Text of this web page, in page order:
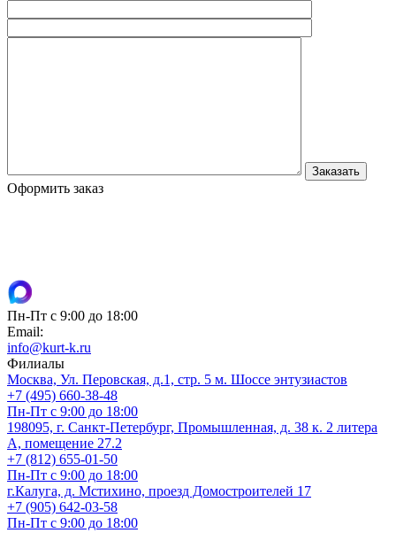
Оформить заказ
Пн-Пт с 9:00 до 18:00
Email:
info@kurt-k.ru
Филиалы
Москва, Ул. Перовская, д.1, стр. 5 м. Шоссе энтузиастов
+7 (495) 660-38-48
Пн-Пт с 9:00 до 18:00
198095, г. Санкт-Петербург, Промышленная, д. 38 к. 2 литера
А, помещение 27.2
+7 (812) 655-01-50
Пн-Пт с 9:00 до 18:00
г.Калуга, д. Мстихино, проезд Домостроителей 17
+7 (905) 642-03-58
Пн-Пт с 9:00 до 18:00